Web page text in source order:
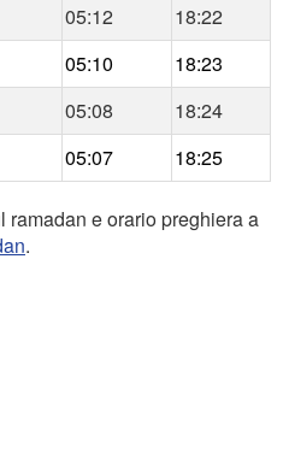
05:12
18:22
05:10
18:23
05:08
18:24
05:07 18:25
ramadan e orario preghiera a
.